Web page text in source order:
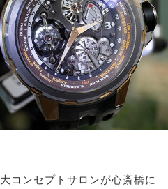
コンセプトサロンが心斎橋に